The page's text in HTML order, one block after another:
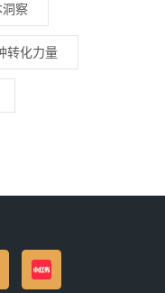
察
转化力量